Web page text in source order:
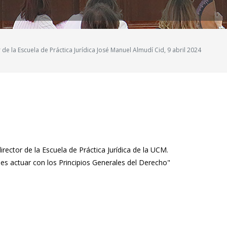
la Escuela de Práctica Jurídica José Manuel Almudí Cid, 9 abril 2024
de la Escuela de Práctica Jurídica de la UCM.
actuar con los Principios Generales del Derecho"